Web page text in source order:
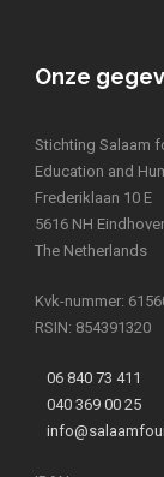
Onze
Stichting Salaam
Education and
Frederiklaan 10 E
5616 NH
The Netherlands
Kvk-nummer:
RSIN: 854391320
06 840 73 411
040 369 00 25